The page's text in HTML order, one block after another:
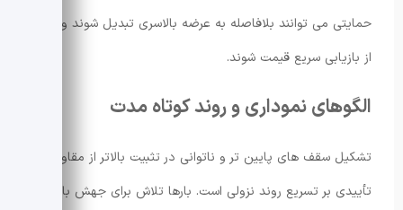
حمایتی می توانند بلافاصله به عرضه بالاسری تبدیل شوند و مانع
از بازیابی سریع قیمت شوند.
الگوهای نموداری و روند کوتاه مدت
تشکیل سقف های پایین تر و ناتوانی در تثبیت بالاتر از مقاومت،
تأییدی بر تسریع روند نزولی است. بارها تلاش برای جهش با